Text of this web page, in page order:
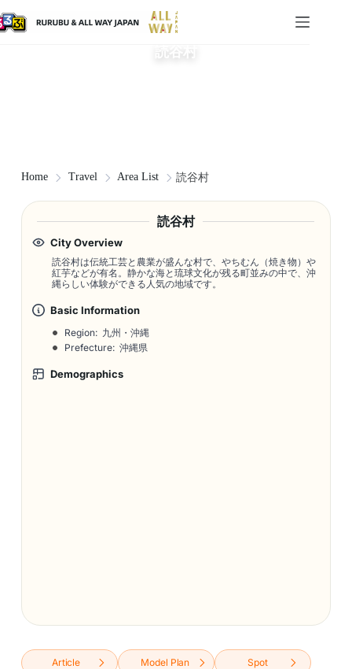
読谷村
Home Travel Area List 読谷村
読谷村
City Overview
読谷村は伝統工芸と農業が盛んな村で、やちむん（焼き物）や
紅芋などが有名。静かな海と琉球文化が残る町並みの中で、沖
縄らしい体験ができる人気の地域です。
Basic Information
Region: 九州・沖縄
Prefecture: 沖縄県
Demographics
Article Model Plan Spot